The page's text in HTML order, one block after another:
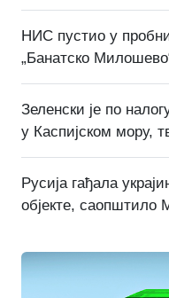
НИС пустио у
„Банатско
Зеленски је по
у Каспијском мору,
Русија гађала
објекте, саопштило